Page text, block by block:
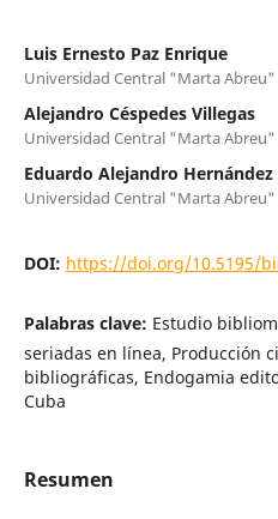
Luis Ernesto Paz Enrique
Universidad Central "Marta Abreu"
Alejandro Céspedes Villegas
Universidad Central "Marta Abreu"
Eduardo Alejandro
Universidad Central "Marta Abreu"
DOI: https://doi.org/10.5195/
Palabras clave: Estudio
seriadas en línea, Producción
bibliográficas, Endogamia
Cuba
Resumen